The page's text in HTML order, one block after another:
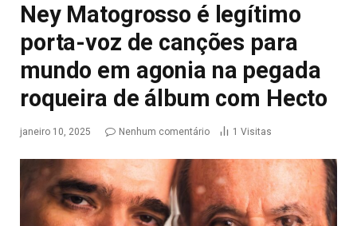
Ney Matogrosso é legítimo
porta-voz de canções para
mundo em agonia na pegada
roqueira de álbum com Hecto
janeiro 10, 2025 Nenhum comentário 1 Visitas